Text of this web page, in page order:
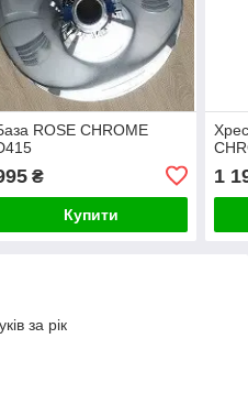
ROSE CHROME
₴
Купити
1
за рік